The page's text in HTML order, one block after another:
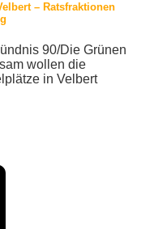
– Ratsfraktionen
90/Die Grünen
wollen die
in Velbert